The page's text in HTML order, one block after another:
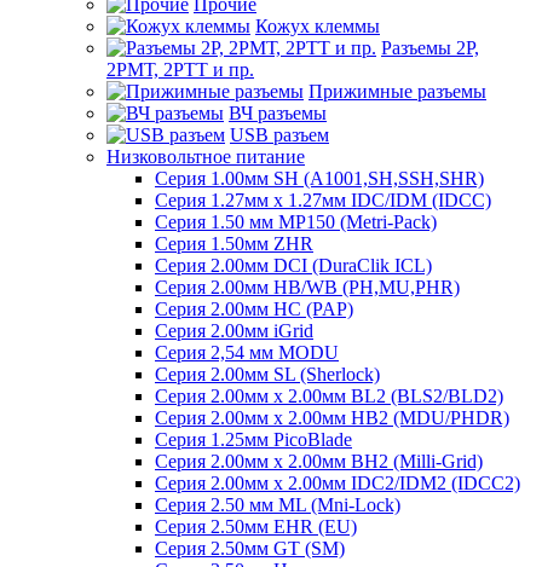
Прочие
Кожух клеммы
Разъемы 2Р,
2РМТ, 2РТТ и пр.
Прижимные разъемы
ВЧ разъемы
USB разъем
Низковольтное питание
Серия 1.00мм SH (A1001,SH,SSH,SHR)
Серия 1.27мм x 1.27мм IDC/IDM (IDCC)
Серия 1.50 мм MP150 (Metri-Pack)
Серия 1.50мм ZHR
Серия 2.00мм DCI (DuraClik ICL)
Серия 2.00мм HB/WB (PH,MU,PHR)
Серия 2.00мм HC (PAP)
Серия 2.00мм iGrid
Серия 2,54 мм MODU
Серия 2.00мм SL (Sherlock)
Серия 2.00мм x 2.00мм BL2 (BLS2/BLD2)
Серия 2.00мм x 2.00мм HB2 (MDU/PHDR)
Серия 1.25мм PicoBlade
Серия 2.00мм х 2.00мм BH2 (Milli-Grid)
Серия 2.00мм х 2.00мм IDC2/IDM2 (IDCC2)
Серия 2.50 мм ML (Mni-Lock)
Серия 2.50мм EHR (EU)
Серия 2.50мм GT (SM)